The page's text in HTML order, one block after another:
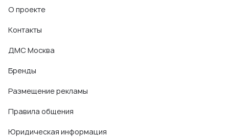
О проекте
Контакты
ДМС Москва
Бренды
Размещение рекламы
Правила общения
Юридическая информация